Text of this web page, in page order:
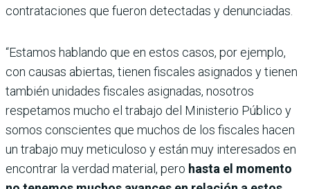
contrataciones que fueron detectadas y denunciadas.
“Estamos hablando que en estos casos, por ejemplo,
con causas abiertas, tienen fiscales asignados y tienen
también unidades fiscales asignadas, nosotros
respetamos mucho el trabajo del Ministerio Público y
somos conscientes que muchos de los fiscales hacen
un trabajo muy meticuloso y están muy interesados en
encontrar la verdad material, pero hasta el momento